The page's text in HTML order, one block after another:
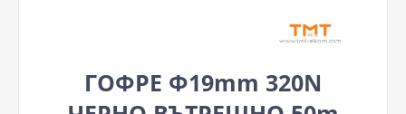
ГОФРЕ Ф19mm 320N